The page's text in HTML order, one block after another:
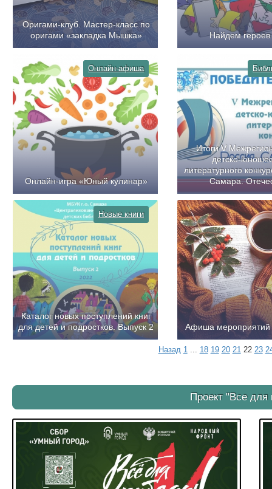
Оригами-клуб. Мастер-класс по
оригами «закладка Мышка»
Найдем героев
Онлайн-афиша
Онлайн-игра «Юный кулинар»
Итоги V
детско-
литературного
Самара.
Новые книги
Каталог новых поступлений книг
для детей и подростков. Выпуск 2
Афиша мероприятий
Назад 1 ... 18 19 20 21 22 23
Проект "Все для